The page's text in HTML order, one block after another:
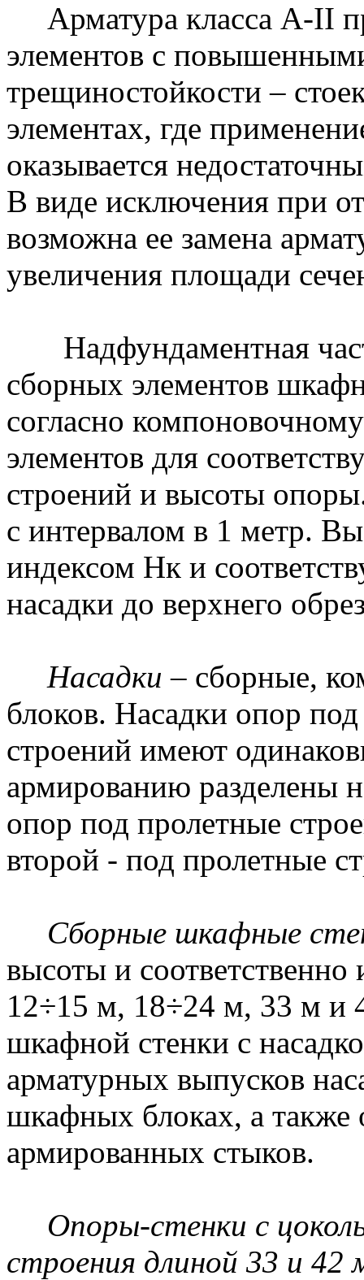
Арматура класса А-II
элементов с
трещиностойкости –
элементах, где
оказывается
В виде исключения при
возможна ее замена
увеличения площади
Надфундаментная
сборных элементов
согласно
элементов для
строений и высоты
с интервалом в 1 метр.
индексом Нк и
насадки до верхнего
Насадки – сборные,
блоков. Насадки опор
строений имеют
армированию разделены
опор под пролетные
второй - под пролетные
Сборные шкафные
высоты и соответственно
12÷15 м, 18÷24 м, 33 м и
шкафной стенки с
арматурных выпусков
шкафных блоках, а также
армированных стыков.
Опоры-стенки с
строения длиной 33 и